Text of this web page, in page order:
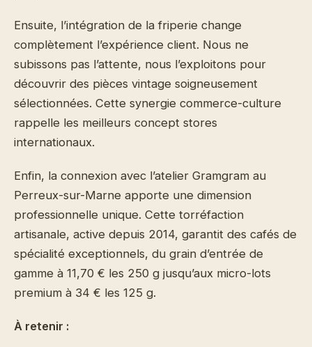
Ensuite, l’intégration de la friperie change
complètement l’expérience client. Nous ne
subissons pas l’attente, nous l’exploitons pour
découvrir des pièces vintage soigneusement
sélectionnées. Cette synergie commerce-culture
rappelle les meilleurs concept stores
internationaux.
Enfin, la connexion avec l’atelier Gramgram au
Perreux-sur-Marne apporte une dimension
professionnelle unique. Cette torréfaction
artisanale, active depuis 2014, garantit des cafés de
spécialité exceptionnels, du grain d’entrée de
gamme à 11,70 € les 250 g jusqu’aux micro-lots
premium à 34 € les 125 g.
À retenir :